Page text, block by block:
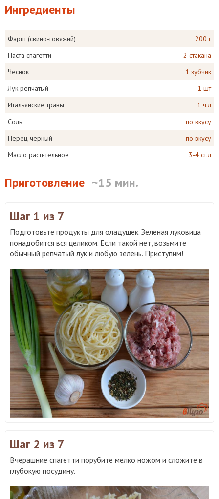
Ингредиенты
Фарш (свино-говяжий)
200 г
Паста спагетти
2 стакана
Чеснок
1 зубчик
Лук репчатый
1 шт
Итальянские травы
1 ч.л
Соль
по вкусу
Перец черный
по вкусу
Масло растительное
3-4 ст.л
Приготовление ~15 мин.
Шаг 1 из 7
Подготовьте продукты для оладушек. Зеленая луковица
понадобится вся целиком. Если такой нет, возьмите
обычный репчатый лук и любую зелень. Приступим!
Шаг 2 из 7
Вчерашние спагетти порубите мелко ножом и сложите в
глубокую посудину.